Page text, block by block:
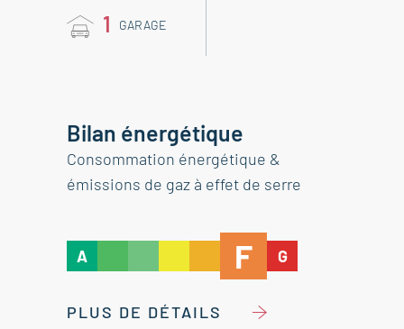
1 GARAGE
Bilan énergétique
Consommation énergétique &
émissions de gaz à effet de serre
A F G
PLUS DE DÉTAILS